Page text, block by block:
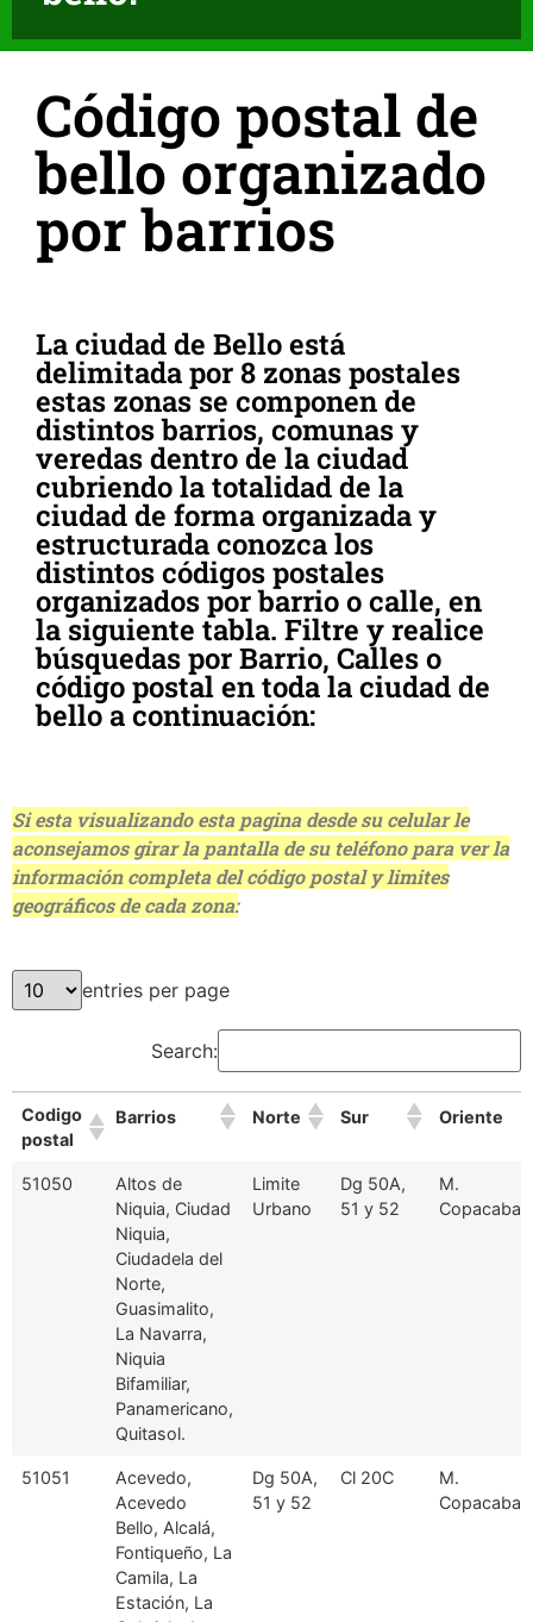
Código postal de
bello organizado
por barrios
La ciudad de Bello está
delimitada por 8 zonas postales
estas zonas se componen de
distintos barrios, comunas y
veredas dentro de la ciudad
cubriendo la totalidad de la
ciudad de forma organizada y
estructurada conozca los
distintos códigos postales
organizados por barrio o calle, en
la siguiente tabla. Filtre y realice
búsquedas por Barrio, Calles o
código postal en toda la ciudad de
bello a continuación:
Si esta visualizando esta pagina desde su celular le
aconsejamos girar la pantalla de su teléfono para ver la
información completa del código postal y limites
geográficos de cada zona:
entries per page
Search:
Codigo
postal
Barrios Norte Sur Oriente
Codigo
Barrios Norte Sur Oriente
51050
Altos de
Niquia, Ciudad
Niquia,
Ciudadela del
Norte,
Guasimalito,
La Navarra,
Niquia
Bifamiliar,
Panamericano,
Quitasol.
Limite
Urbano
Dg 50A,
51 y 52
M.
51051
Acevedo,
Acevedo
Bello, Alcalá,
Fontiqueño, La
Camila, La
Estación, La
Dg 50A,
51 y 52
Cl 20C
M.